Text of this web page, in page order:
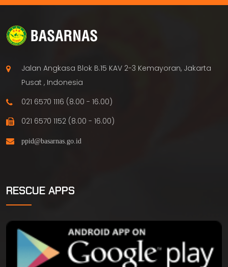
Jalan Angkasa Blok B.15 KAV 2-3 Kemayoran, Jakarta
Pusat , Indonesia
021 6570 1116 (8.00 - 16.00)
021 6570 1152 (8.00 - 16.00)
RESCUE APPS